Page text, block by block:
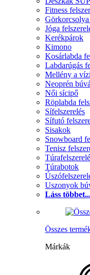
Fitness
Jóga
Kerékpárok
Kimono
Kosárlabda
Labdarúgás
Mellény a
Neoprén
Női sícipő
Röplabda
Sífelszerelés
Sífutó
Sisakok
Snowboard
Tenisz
Túrabotok
Uszonyok
Láss
Összes
Márkák